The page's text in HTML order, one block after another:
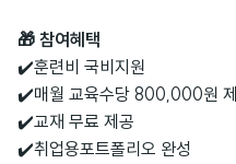
🎁 참여혜택
✔️훈련비 국비지원
✔️매월 교육수당 800,000원
✔️교재 무료 제공
✔️취업용️포트폴리오 완성